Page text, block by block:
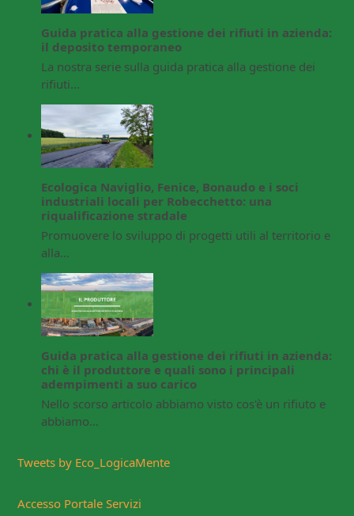
Guida pratica alla gestione dei rifiuti in azienda:
il deposito temporaneo
La nostra serie sulla guida pratica alla gestione dei
rifiuti…
Ecologica Naviglio, Fenice, Bonaudo e i soci
industriali locali per Robecchetto: una
riqualificazione stradale
Promuovere lo sviluppo di progetti utili al territorio e
alla…
Guida pratica alla gestione dei rifiuti in azienda:
chi è il produttore e quali sono i principali
adempimenti a suo carico
Nello scorso articolo abbiamo visto cos'è un rifiuto e
abbiamo…
Tweets by Eco_LogicaMente
Accesso Portale Servizi